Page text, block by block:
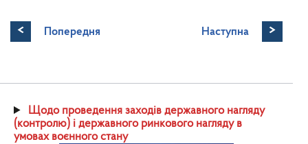
< Попередня Наступна >
Щодо проведення заходів державного нагляду
(контролю) і державного ринкового нагляду в
умовах воєнного стану